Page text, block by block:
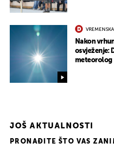
Nakon
osvježenje:
meteorolog
JOŠ AKTUALNOSTI
PRONAĐITE ŠTO VAS